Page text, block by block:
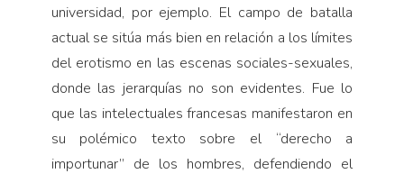
universidad, por ejemplo. El campo de batalla
actual se sitúa más bien en relación a los límites
del erotismo en las escenas sociales-sexuales,
donde las jerarquías no son evidentes. Fue lo
que las intelectuales francesas manifestaron en
su polémico texto sobre el “derecho a
importunar” de los hombres, defendiendo el